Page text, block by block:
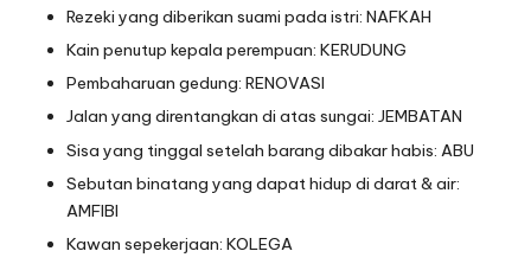
Rezeki yang diberikan suami pada istri: NAFKAH
Kain penutup kepala perempuan: KERUDUNG
Pembaharuan gedung: RENOVASI
Jalan yang direntangkan di atas sungai: JEMBATAN
Sisa yang tinggal setelah barang dibakar habis: ABU
Sebutan binatang yang dapat hidup di darat & air:
AMFIBI
Kawan sepekerjaan: KOLEGA